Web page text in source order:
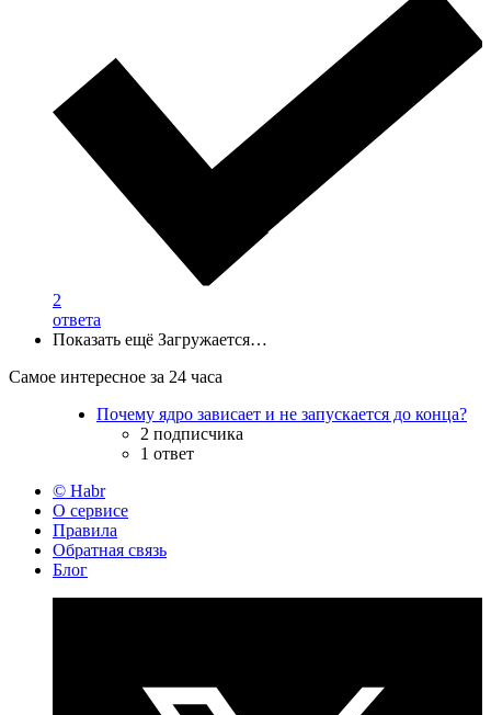
2
ответа
Показать ещё Загружается…
Самое интересное за 24 часа
Почему ядро зависает и не запускается до конца?
2 подписчика
1 ответ
© Habr
О сервисе
Правила
Обратная связь
Блог